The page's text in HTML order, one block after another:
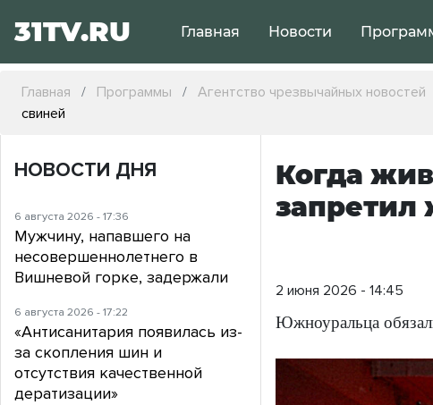
31TV.RU Главная Новости
Главная Программы Агентство чрезвычайных новостей
свиней
Когда
запретил
2 июня 2026 - 14:45
Южноуральца
НОВОСТИ ДНЯ
6 августа 2026 - 17:36
Мужчину, напавшего на
несовершеннолетнего в
Вишневой горке, задержали
6 августа 2026 - 17:22
«Антисанитария появилась из-
за скопления шин и
отсутствия качественной
дератизации»